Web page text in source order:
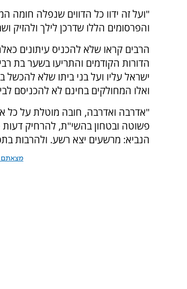
"ועל זה ידוו כל הדווים שנפלה חומה
והפרסומים הללו שדרכן לילך ולהזיק
הרבים קראו שלא להכניס עיתונים
הדורות הקודמים והתריעו בשער בת
ישראל עליו ועל בני ביתו שלא
ואלו המחולקים בחינם לא להכניסם
"אדרבה ואדרבה, חובה מוטלת על כל
פשוטה ובטחון בהשי"ת, להרחיק דעות
הנביא: מרשעים יצא רשע. ולהרבות
מצאתם